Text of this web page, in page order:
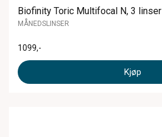
Biofinity Toric Multifocal N, 3 linser
MÅNEDSLINSER
1099,-
Kjøp